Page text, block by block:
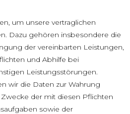
um unsere vertraglichen
Dazu gehören insbesondere die
der vereinbarten Leistungen,
und Abhilfe bei
Leistungsstörungen.
wir die Daten zur Wahrung
der mit diesen Pflichten
sowie der